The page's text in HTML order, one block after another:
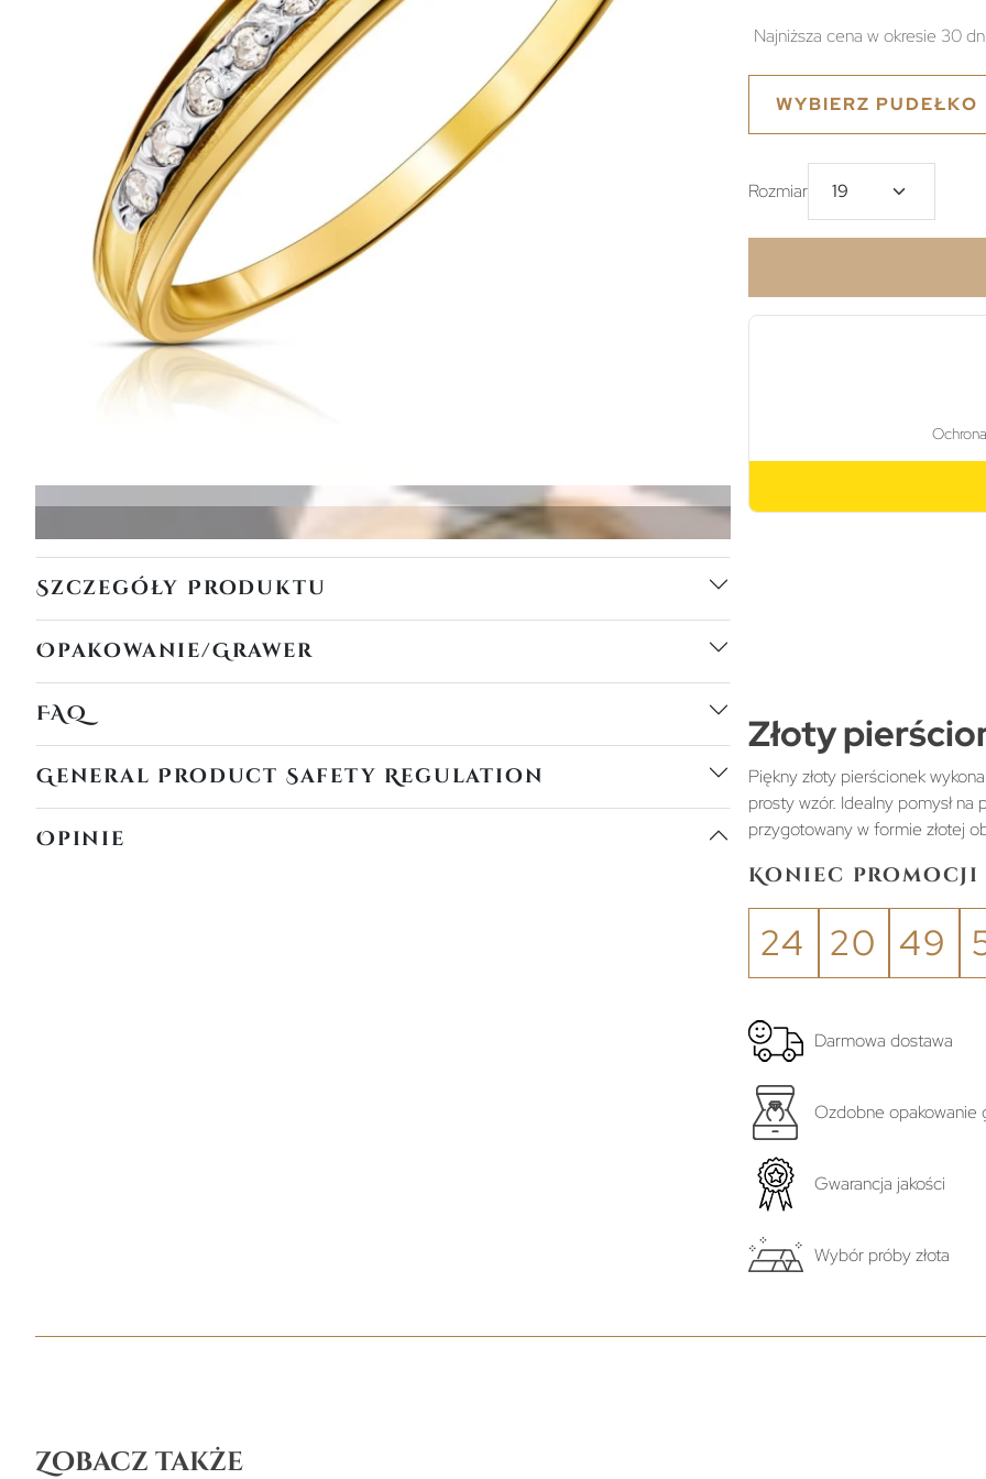
Szczegóły Produktu
Opakowanie/Grawer
FAQ
General Product Safety Regulation
Opinie
Najniższa cena w okresie 30
WYBIERZ PUDEŁKO
Rozmiar
Złoty
Piękny złoty pierścionek
prosty wzór. Idealny pomysł
przygotowany w formie złotej
Koniec promocji
24 20 49
Darmowa dostawa
Ozdobne opakowanie
Gwarancja jakości
Wybór próby złota
Zobacz także